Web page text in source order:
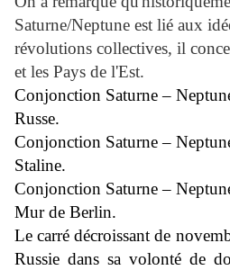
Saturne/Neptune est lié aux
révolutions collectives, il
et les Pays de l'Est.
Conjonction Saturne –
Russe.
Conjonction Saturne –
Staline.
Conjonction Saturne –
Mur de Berlin.
Le carré décroissant de
Russie dans sa volonté de